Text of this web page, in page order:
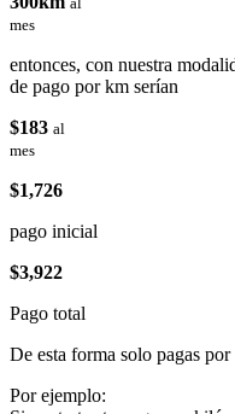
mes
entonces, con nuestra
de pago por km serían
$183 al
mes
$1,726
pago inicial
$3,922
Pago total
De esta forma solo pagas
Por ejemplo: